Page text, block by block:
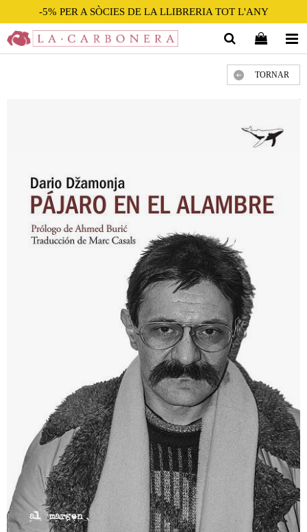
-5% PER A SÒCIES DE LA LLIBRERIA TOT L'ANY
TORNAR